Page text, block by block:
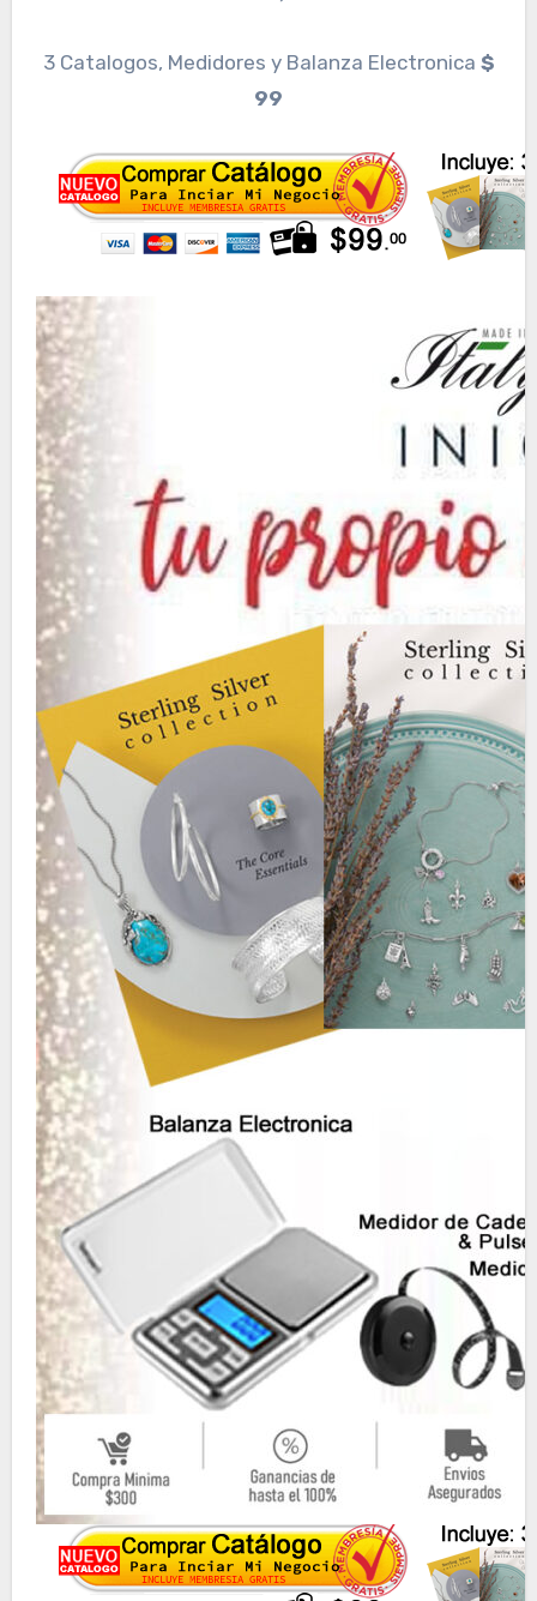
3 Catalogos, Medidores y Balanza Electronica $
99